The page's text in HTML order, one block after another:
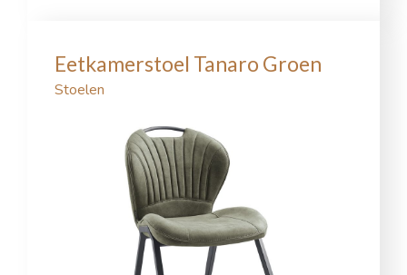
Eetkamerstoel Tanaro Groen
Stoelen